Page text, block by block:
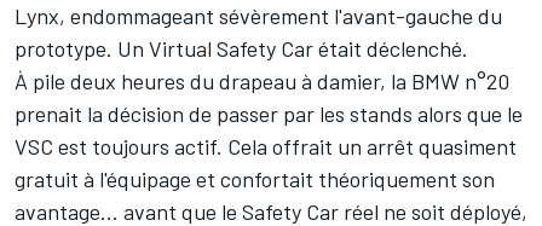
Lynx, endommageant sévèrement l'avant-gauche du
prototype. Un Virtual Safety Car était déclenché.
À pile deux heures du drapeau à damier, la BMW n°20
prenait la décision de passer par les stands alors que le
VSC est toujours actif. Cela offrait un arrêt quasiment
gratuit à l'équipage et confortait théoriquement son
avantage... avant que le Safety Car réel ne soit déployé,